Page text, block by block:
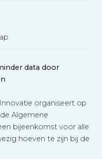
data door
organiseert op
Algemene
bijeenkomst voor alle
hoeven te zijn bij de